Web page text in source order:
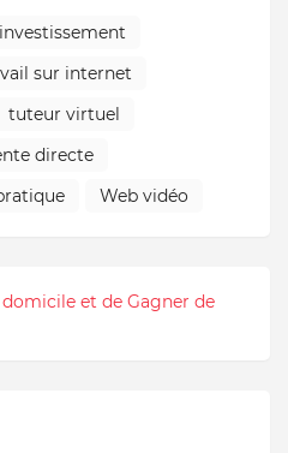
sur internet
tuteur virtuel
directe
Web vidéo
et de Gagner de